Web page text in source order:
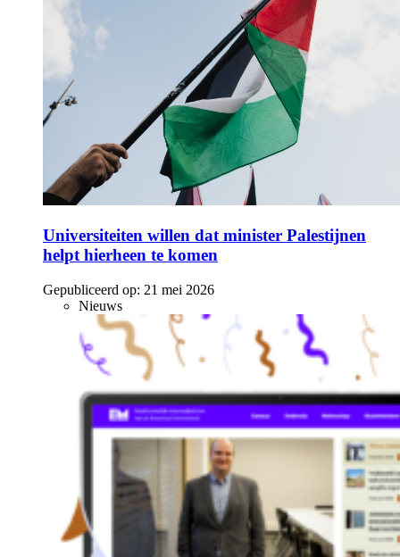
Universiteiten willen dat minister Palestijnen
helpt hierheen te komen
Gepubliceerd op: 21 mei 2026
Nieuws